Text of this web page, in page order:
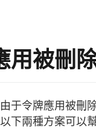
用被刪
于令牌應用被刪
下兩種方案可以